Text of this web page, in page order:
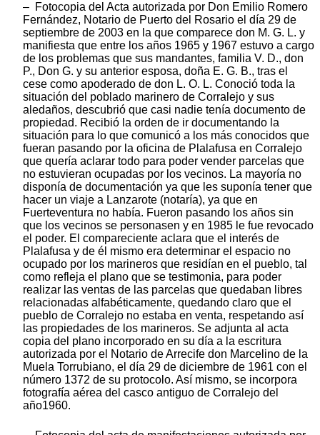
– Fotocopia del Acta autorizada por Don Emilio Romero
Fernández, Notario de Puerto del Rosario el día 29 de
septiembre de 2003 en la que comparece don M. G. L. y
manifiesta que entre los años 1965 y 1967 estuvo a cargo
de los problemas que sus mandantes, familia V. D., don
P., Don G. y su anterior esposa, doña E. G. B., tras el
cese como apoderado de don L. O. L. Conoció toda la
situación del poblado marinero de Corralejo y sus
aledaños, descubrió que casi nadie tenía documento de
propiedad. Recibió la orden de ir documentando la
situación para lo que comunicó a los más conocidos que
fueran pasando por la oficina de Plalafusa en Corralejo
que quería aclarar todo para poder vender parcelas que
no estuvieran ocupadas por los vecinos. La mayoría no
disponía de documentación ya que les suponía tener que
hacer un viaje a Lanzarote (notaría), ya que en
Fuerteventura no había. Fueron pasando los años sin
que los vecinos se personasen y en 1985 le fue revocado
el poder. El compareciente aclara que el interés de
Plalafusa y de él mismo era determinar el espacio no
ocupado por los marineros que residían en el pueblo, tal
como refleja el plano que se testimonia, para poder
realizar las ventas de las parcelas que quedaban libres
relacionadas alfabéticamente, quedando claro que el
pueblo de Corralejo no estaba en venta, respetando así
las propiedades de los marineros. Se adjunta al acta
copia del plano incorporado en su día a la escritura
autorizada por el Notario de Arrecife don Marcelino de la
Muela Torrubiano, el día 29 de diciembre de 1961 con el
número 1372 de su protocolo. Así mismo, se incorpora
fotografía aérea del casco antiguo de Corralejo del
año1960.